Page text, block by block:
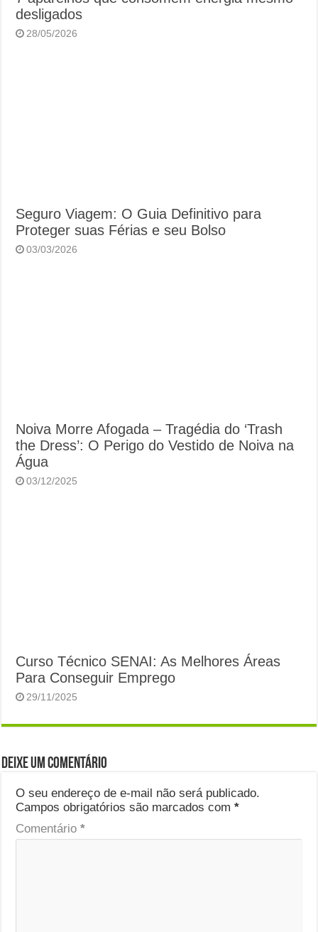
desligados
28/05/2026
Seguro Viagem: O Guia Definitivo para
Proteger suas Férias e seu Bolso
03/03/2026
Noiva Morre Afogada – Tragédia do ‘Trash
the Dress’: O Perigo do Vestido de Noiva na
Água
03/12/2025
Curso Técnico SENAI: As Melhores Áreas
Para Conseguir Emprego
29/11/2025
Deixe um comentário
O seu endereço de e-mail não será publicado.
Campos obrigatórios são marcados com*
Comentário*